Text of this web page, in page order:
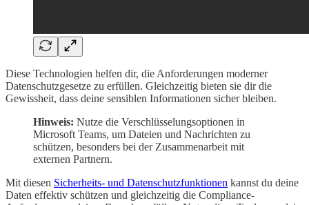
Diese Technologien helfen dir, die Anforderungen moderner
Datenschutzgesetze zu erfüllen. Gleichzeitig bieten sie dir die
Gewissheit, dass deine sensiblen Informationen sicher bleiben.
Hinweis: Nutze die Verschlüsselungsoptionen in
Microsoft Teams, um Dateien und Nachrichten zu
schützen, besonders bei der Zusammenarbeit mit
externen Partnern.
Mit diesen Sicherheits- und Datenschutzfunktionen kannst du deine
Daten effektiv schützen und gleichzeitig die Compliance-